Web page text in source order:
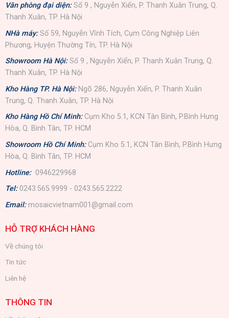
Văn phòng đại diện:Số 9 , Nguyễn Xiển, P. Thanh Xuân Trung, Q.
Thanh Xuân, TP. Hà Nội
NHà máy: Số 59, Nguyễn Vĩnh Tích, Cụm Công Nghiệp Liên
Phương, Huyện Thường Tín, TP. Hà Nội
Showroom Hà Nội: Số 9 , Nguyễn Xiển, P. Thanh Xuân Trung, Q.
Thanh Xuân, TP. Hà Nội
Kho Hàng TP. Hà Nội: Ngõ 286, Nguyễn Xiển, P. Thanh Xuân
Trung, Q. Thanh Xuân, TP. Hà Nội
Kho Hàng Hồ Chí Minh: Cụm Kho 5.1, KCN Tân Bình, P.Bình Hưng
Hòa, Q. Bình Tân, TP. HCM
Showroom Hồ Chí Minh: Cụm Kho 5.1, KCN Tân Bình, P.Bình Hưng
Hòa, Q. Bình Tân, TP. HCM
Hotline: 0946229968
Tel: 0243.565.9999 - 0243.565.2222
Email: mosaicvietnam001@gmail.com
HỖ TRỢ KHÁCH HÀNG
Về chúng tôi
Tin tức
Liên hệ
THÔNG TIN